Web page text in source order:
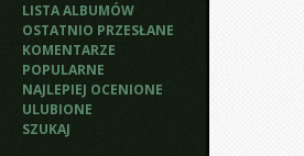
LISTA ALBUMÓW
OSTATNIO PRZESŁANE
KOMENTARZE
POPULARNE
NAJLEPIEJ OCENIONE
ULUBIONE
SZUKAJ